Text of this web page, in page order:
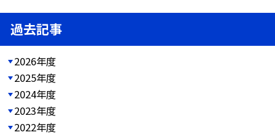
過去記事
2026年度
2025年度
2024年度
2023年度
2022年度